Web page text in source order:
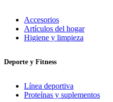
Accesorios
Artículos del hogar
Higiene y limpieza
Deporte y Fitness
Línea deportiva
Proteínas y suplementos